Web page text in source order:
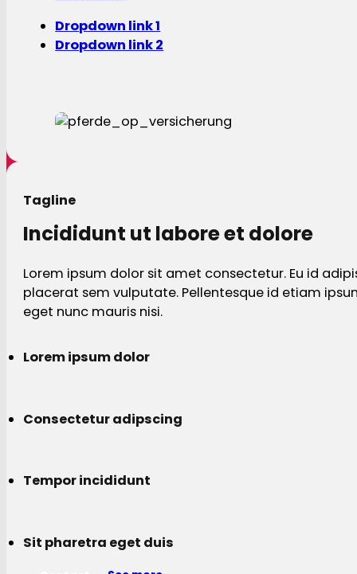
Dropdown link 1
Dropdown link 2
Tagline
Incididunt ut labore et dolore
Lorem ipsum dolor sit amet consectetur. Eu id
placerat sem vulputate. Pellentesque id etiam
eget nunc mauris nisi.
Lorem ipsum dolor
Consectetur adipscing
Tempor incididunt
Sit pharetra eget duis